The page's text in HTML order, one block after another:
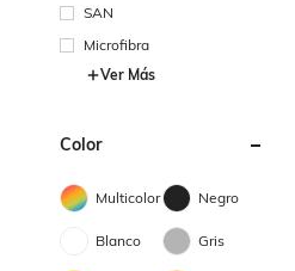
SAN
Microfibra
Ver Más
Color
Multicolor Negro
Blanco Gris